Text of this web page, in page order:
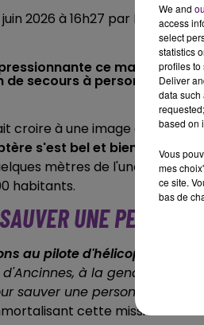
juin 2026 à 16h27 par Emilien
ce mardi 9 juin
secours à personne.
croire à une image générée
s'est bel et bien posé au
mètres de l'une des
habitants.
UNE PERSONNE"
au pilote d'hélicoptère de
à la gendarmerie,
sauver une personne"
cette mission.
We and
access
select
statistics
profiles to
Deliver
data such
based on
Vous
mes
ce site.
bas de